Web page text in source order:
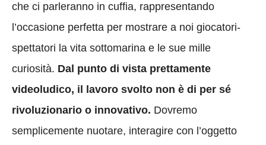
che ci parleranno in cuffia, rappresentando
l’occasione perfetta per mostrare a noi giocatori-
spettatori la vita sottomarina e le sue mille
curiosità. Dal punto di vista prettamente
videoludico, il lavoro svolto non è di per sé
rivoluzionario o innovativo. Dovremo
semplicemente nuotare, interagire con l’oggetto